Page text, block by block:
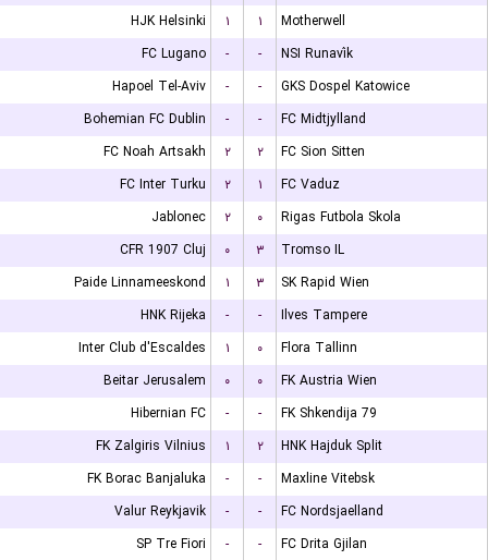
HJK Helsinki
۱ ۱
Motherwell
FC Lugano
- -
NSI Runavík
Hapoel Tel-Aviv
- -
GKS Dospel Katowice
Bohemian FC Dublin
- -
FC Midtjylland
FC Noah Artsakh
۲ ۲
FC Sion Sitten
FC Inter Turku
۲ ۱
FC Vaduz
Jablonec
۲ ۰
Rigas Futbola Skola
CFR 1907 Cluj
۰ ۳
Tromso IL
Paide Linnameeskond
۱ ۳
SK Rapid Wien
HNK Rijeka
- -
Ilves Tampere
Inter Club d'Escaldes
۱ ۰
Flora Tallinn
Beitar Jerusalem
۰ ۰
FK Austria Wien
Hibernian FC
- -
FK Shkendija 79
FK Zalgiris Vilnius
۱ ۲
HNK Hajduk Split
FK Borac Banjaluka
- -
Maxline Vitebsk
Valur Reykjavik
- -
FC Nordsjaelland
SP Tre Fiori
- - FC Drita Gjilan